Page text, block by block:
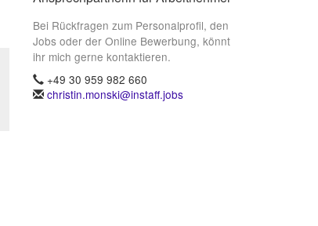
Bei Rückfragen zum Personalprofil, den
Jobs oder der Online Bewerbung, könnt
ihr mich gerne kontaktieren.
+49 30 959 982 660
christin.monski@instaff.jobs